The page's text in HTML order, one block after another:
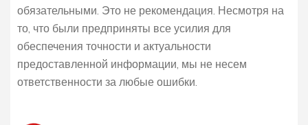
обязательными. Это не рекомендация. Несмотря на
то, что были предприняты все усилия для
обеспечения точности и актуальности
предоставленной информации, мы не несем
ответственности за любые ошибки.